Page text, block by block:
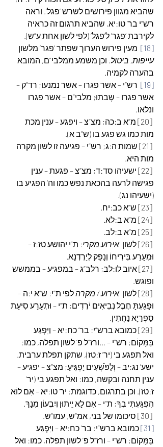
שהביא מגוון פירושים לשרש ‘פגל’. וראה
רש”י בר’ טו:יא, שהביא תרגום זה כראיה
לקירבת ‘פגר’ ל’פגל’ (לפי לשון אחת ע”ש).
[18]
מעין פירוש הערוך שפתר ‘פגר’ מלשון
עייפות, ביטול. וכן משמע ממלבי”ם, המובא
בהערה לקמיה.
[19]
רש”י – אשר פגרו – אשר נמנעו; רד”ק –
אשר פגרו – שָבתוּ; מלבי”ם – אשר פגרו
ונלאו.
[20] מ”א ב:כה; מצ”צ – ויפגע – ענין מכת
מות כמו גש פגע בו (ש”ב א).
[21] שמות ה:ג; רש”י – פגיעה זו לשון מקרה
מות היא.
[22] ישעיהו סד:ד; מצ”צ – פגעת – ענין
פגישה לרעה בהכאת נפש כמו וה’ הפגיע בו
(ישעיהו נג).
[23] ש”א כב:יח.
[24] מ”א ב:לא.
[25] מ”א ב:לב.
[26] לשון
אירוע מקרי: ת”י יהושע טז:ז –
וּמְעָרַע בִּירִיחוֹ וְנָפַק לְיַרְדְנָא.
[27] איוב לו:לב; רלב”ג – במפגיע – בממשש
ופוגש.
[28] לשון
אירוע / מקרה לפי ת”י: ש”א י:ה –
וּפָגַעְתָּ חֶבֶל נְבִיאִים יֹרְדִים; ת”י – וּתְעָרַע סִיעַת
סַפְרַיָא נַחֲתִין.
[29] כמובא ברש”י: בר’ כח:יא – וַיִּפְגַּע
בַּמָּקוֹם; רש”י – …ורז”ל פ’ לשון תפלה, כמו:
ואל תפגע בי (יר’ ז:טז), שתקן תפלת ערבית.
ישע’ נג:יב – וְלַפֹּשְׁעִים יַפְגִּיעַ; מצ”צ – יפגיע –
ענין תחנה ובקשה, כמו: ואל תפגע בי (יר’
ז:טז). וכן בתרגום, כדוגמת: יר’ טו:יא – אִם לוֹא
הִפְגַּעְתִּי בְךָ; ת”י – אִם לָא יֵיתוּן וְיִבְעוֹן מִנָךְ.
[30] סיכומו של בני, אמ”ש, עמו”ש.
[31]
כמובא ברש”י: בר’ כח:יא – וַיִּפְגַּע
בַּמָּקוֹם; רש”י – ורז”ל פ’ לשון תפלה, כמו: ואל